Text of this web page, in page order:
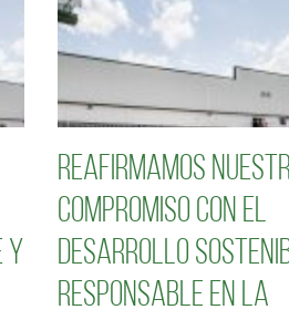
y
Reafirmamos
compromiso con el
desarrollo
responsable en la